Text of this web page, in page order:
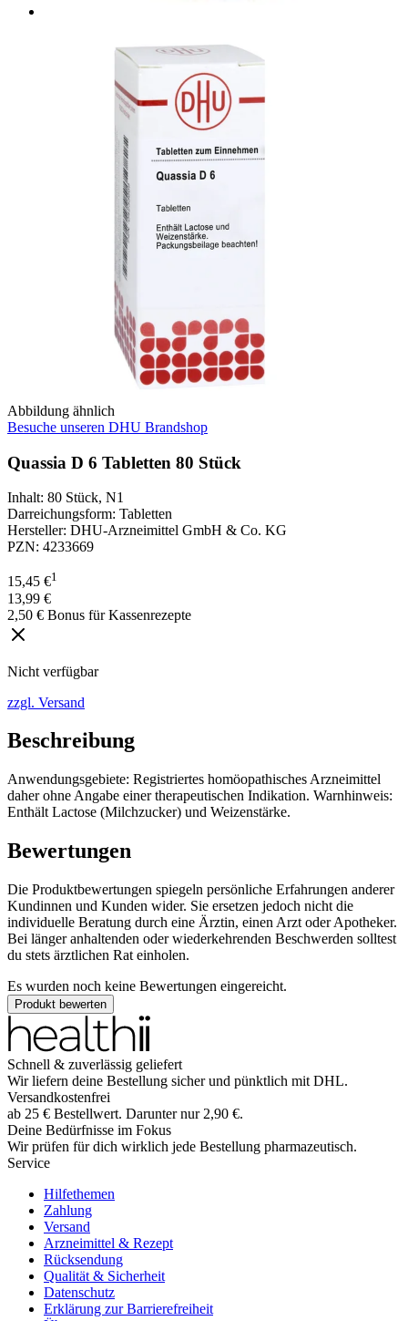
Abbildung ähnlich
Besuche unseren DHU Brandshop
Quassia D 6 Tabletten 80 Stück
Inhalt: 80 Stück, N1
Darreichungsform: Tabletten
Hersteller: DHU-Arzneimittel GmbH & Co. KG
PZN: 4233669
15,45 €1
13,99 €
2,50 € Bonus für Kassenrezepte
Nicht verfügbar
zzgl. Versand
Beschreibung
Anwendungsgebiete: Registriertes homöopathisches Arzneimittel
daher ohne Angabe einer therapeutischen Indikation. Warnhinweis:
Enthält Lactose (Milchzucker) und Weizenstärke.
Bewertungen
Die Produktbewertungen spiegeln persönliche Erfahrungen anderer
Kundinnen und Kunden wider. Sie ersetzen jedoch nicht die
individuelle Beratung durch eine Ärztin, einen Arzt oder Apotheker.
Bei länger anhaltenden oder wiederkehrenden Beschwerden solltest
du stets ärztlichen Rat einholen.
Es wurden noch keine Bewertungen eingereicht.
Produkt bewerten
Schnell & zuverlässig geliefert
Wir liefern deine Bestellung sicher und pünktlich mit DHL.
Versandkostenfrei
ab 25 € Bestellwert. Darunter nur 2,90 €.
Deine Bedürfnisse im Fokus
Wir prüfen für dich wirklich jede Bestellung pharmazeutisch.
Service
Hilfethemen
Zahlung
Versand
Arzneimittel & Rezept
Rücksendung
Qualität & Sicherheit
Datenschutz
Erklärung zur Barrierefreiheit